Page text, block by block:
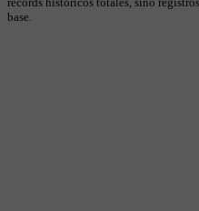
base.